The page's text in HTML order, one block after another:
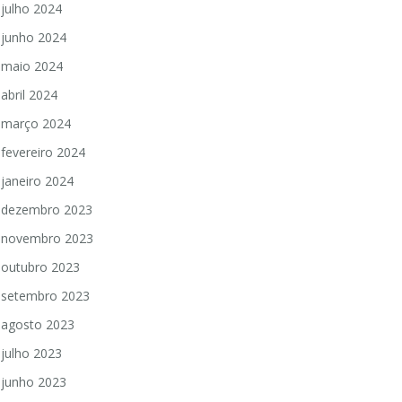
julho 2024
junho 2024
maio 2024
abril 2024
março 2024
fevereiro 2024
janeiro 2024
dezembro 2023
novembro 2023
outubro 2023
setembro 2023
agosto 2023
julho 2023
junho 2023